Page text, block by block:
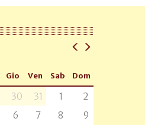
Gio Ven Sab Dom
30 31 1
2
6 7 8
9